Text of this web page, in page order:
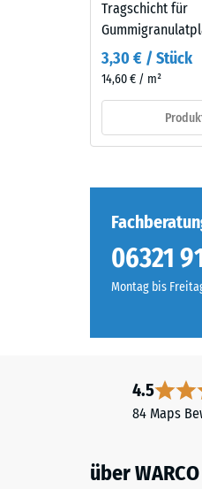
und
industriell
geprägte
Bereiche
ein.
Aufbau
Produkt
zweischichtig
aus
Tragschicht für
3,30 € / Stück
14,60 € / m²
06321
Montag bis
4.5
84 Maps
über WARCO